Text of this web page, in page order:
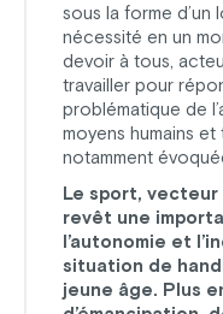
sous la forme
nécessité en un
devoir à tous,
travailler pour
problématique de
moyens humains
notamment
Le sport, vecteur
revêt une
l’autonomie et
situation de
jeune âge. Plus